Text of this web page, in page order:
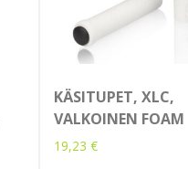
KÄSITUPET, XLC,
VALKOINEN FOAM
19,23 €